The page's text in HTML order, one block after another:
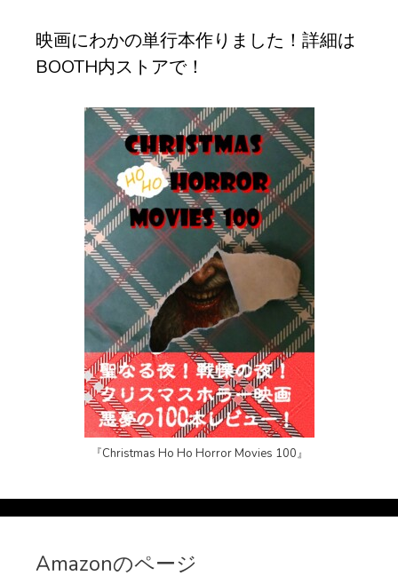
映画にわかの単行本作りました！詳細は
BOOTH内ストアで！
『Christmas Ho Ho Horror Movies 100』
Amazonのページ